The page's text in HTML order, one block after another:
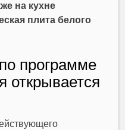
на кухне
плита белого
программе
открывается